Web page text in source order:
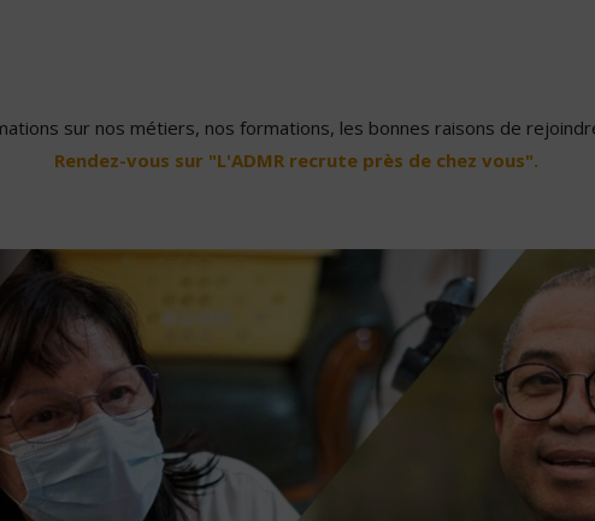
sur nos métiers, nos formations, les bonnes raisons de
Rendez-vous sur "L'ADMR recrute près de chez vous".